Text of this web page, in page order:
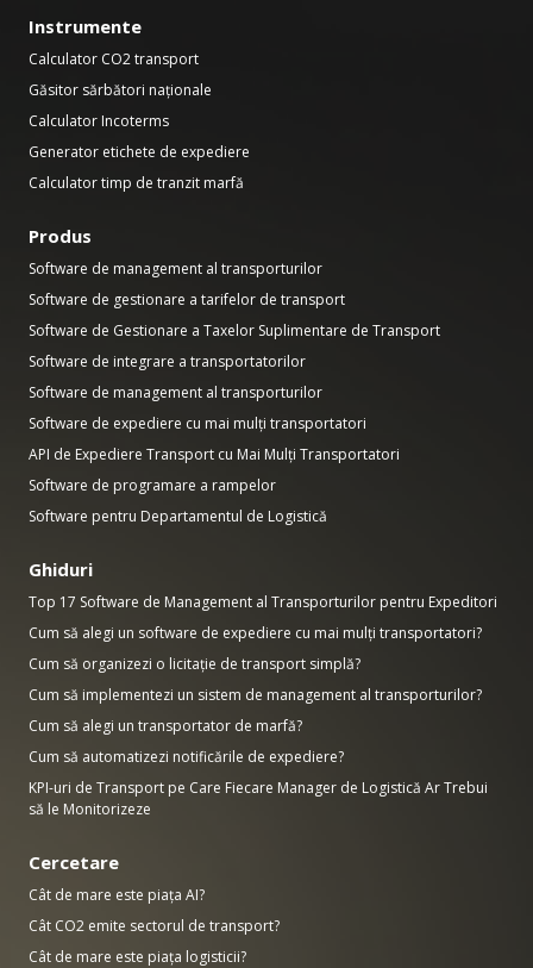
Instrumente
Calculator CO2 transport
Găsitor sărbători naționale
Calculator Incoterms
Generator etichete de expediere
Calculator timp de tranzit marfă
Produs
Software de management al transporturilor
Software de gestionare a tarifelor de transport
Software de Gestionare a Taxelor Suplimentare de Transport
Software de integrare a transportatorilor
Software de management al transporturilor
Software de expediere cu mai mulți transportatori
API de Expediere Transport cu Mai Mulți Transportatori
Software de programare a rampelor
Software pentru Departamentul de Logistică
Ghiduri
Top 17 Software de Management al Transporturilor pentru Expeditori
Cum să alegi un software de expediere cu mai mulți transportatori?
Cum să organizezi o licitație de transport simplă?
Cum să implementezi un sistem de management al transporturilor?
Cum să alegi un transportator de marfă?
Cum să automatizezi notificările de expediere?
KPI-uri de Transport pe Care Fiecare Manager de Logistică Ar Trebui
să le Monitorizeze
Cercetare
Cât de mare este piața AI?
Cât CO2 emite sectorul de transport?
Cât de mare este piața logisticii?